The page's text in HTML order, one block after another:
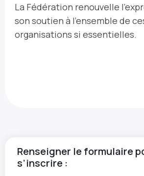
La Fédération renouvelle
son soutien à l'ensemble de
organisations si essentielles.
Renseigner le formulaire
s’inscrire :